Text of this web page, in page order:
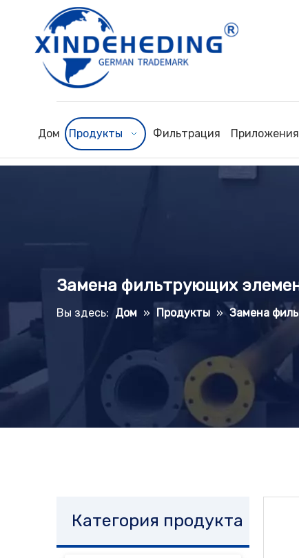
Дом Продукты Фильтрация Приложения
Замена фильтрующих
Вы здесь: Дом » Продукты » Замена
Категория продукта